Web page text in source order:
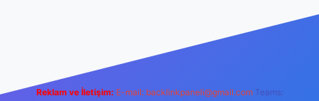
Reklam ve İletişim: E-mail: backlinkpaneli@gmail.com Teams: